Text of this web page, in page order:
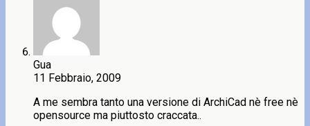
Gua
11 Febbraio, 2009
A me sembra tanto una versione di ArchiCad nè free nè
opensource ma piuttosto craccata..